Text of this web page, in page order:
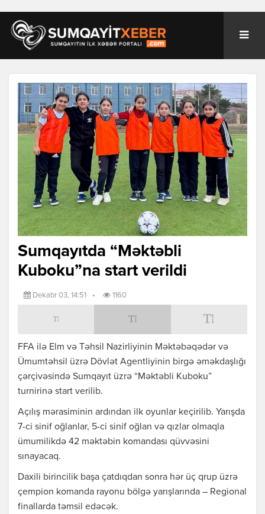
Sumqayıtda “Məktəbli
Kuboku”na start verildi
Dekabr 03, 14:51 • 1160
FFA ilə Elm və Təhsil Nazirliyinin Məktəbəqədər və
Ümumtəhsil üzrə Dövlət Agentliyinin birgə əməkdaşlığı
çərçivəsində Sumqayıt üzrə “Məktəbli Kuboku”
turnirinə start verilib.
Açılış mərasiminin ardından ilk oyunlar keçirilib. Yarışda
7-ci sinif oğlanlar, 5-ci sinif oğlan və qızlar olmaqla
ümumilikdə 42 məktəbin komandası qüvvəsini
sınayacaq.
Daxili birincilik başa çatdıqdan sonra hər üç qrup üzrə
çempion komanda rayonu bölgə yarışlarında – Regional
finallarda təmsil edəcək.